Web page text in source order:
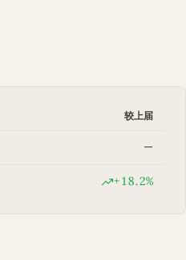
较上届
—
+18.2%